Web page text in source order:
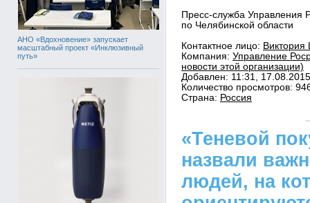
АНО «Вдохновение» запускает
масштабный проект «Инклюзивный
путь»
Пресс-служба Управления
по Челябинской области
Контактное лицо:
Компания: Управление
новости этой организации)
Добавлен: 11:31, 17.08.2015
Количество просмотров:
Страна: Россия
«Теневой
назвали
людей, на